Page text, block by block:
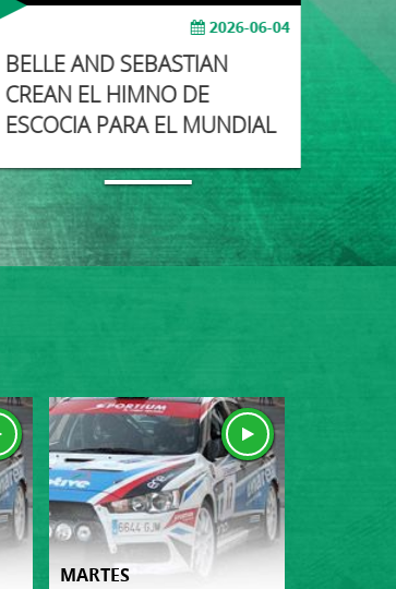
2026-06-04
BELLE AND SEBASTIAN
CREAN EL HIMNO DE
ESCOCIA PARA EL MUNDIAL
LA
MARTES